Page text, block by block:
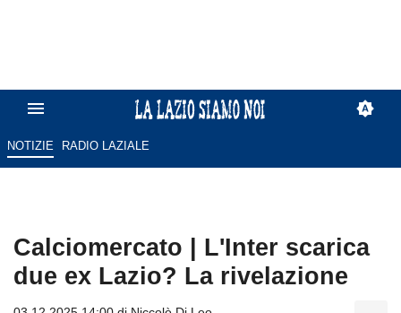
NOTIZIE RADIO LAZIALE
Calciomercato | L'Inter scarica
due ex Lazio? La rivelazione